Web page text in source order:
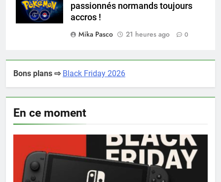
passionnés normands toujours
accros !
Mika Pasco
21 heures ago 0
Bons plans ⇨ Black Friday 2026
En ce moment